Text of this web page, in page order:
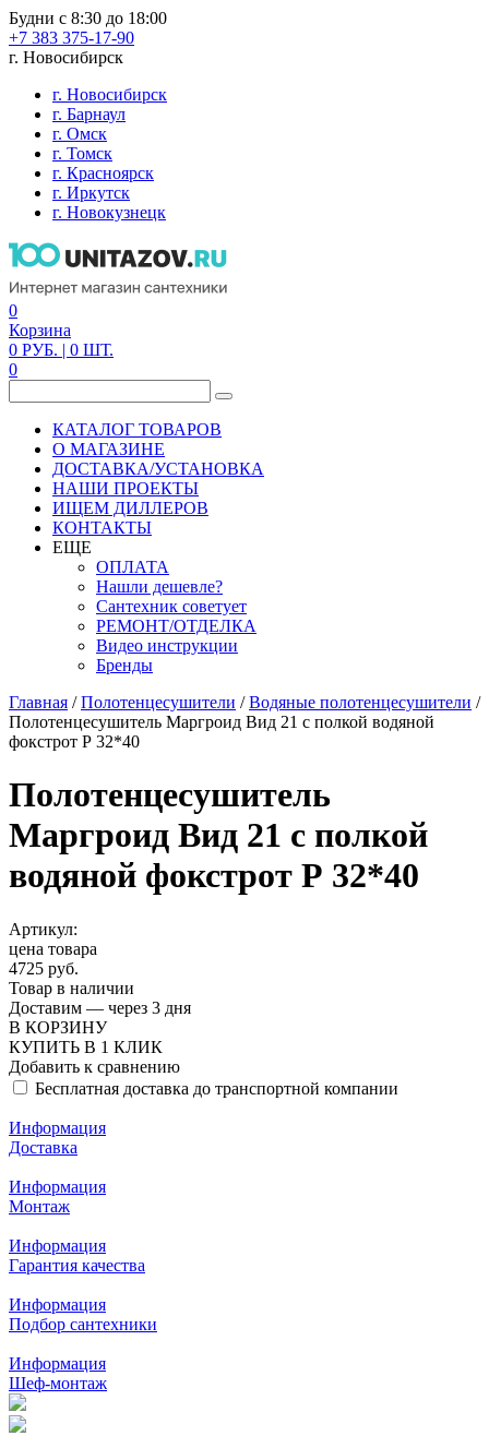
Будни с 8:30 до 18:00
+7 383 375-17-90
г. Новосибирск
г. Новосибирск
г. Барнаул
г. Омск
г. Томск
г. Красноярск
г. Иркутск
г. Новокузнецк
0
Корзина
0 РУБ. | 0 ШТ.
0
КАТАЛОГ ТОВАРОВ
О МАГАЗИНЕ
ДОСТАВКА/УСТАНОВКА
НАШИ ПРОЕКТЫ
ИЩЕМ ДИЛЛЕРОВ
КОНТАКТЫ
ЕЩЕ
ОПЛАТА
Нашли дешевле?
Сантехник советует
РЕМОНТ/ОТДЕЛКА
Видео инструкции
Бренды
Главная /Полотенцесушители /Водяные полотенцесушители /
Полотенцесушитель Маргроид Вид 21 с полкой водяной
фокстрот Р 32*40
Полотенцесушитель
Маргроид Вид 21 с полкой
водяной фокстрот Р 32*40
Артикул:
цена товара
4725 руб.
Товар в наличии
Доставим — через 3 дня
В КОРЗИНУ
КУПИТЬ В 1 КЛИК
Добавить к сравнению
Бесплатная доставка до транспортной компании
Информация
Доставка
Информация
Монтаж
Информация
Гарантия качества
Информация
Подбор сантехники
Информация
Шеф-монтаж